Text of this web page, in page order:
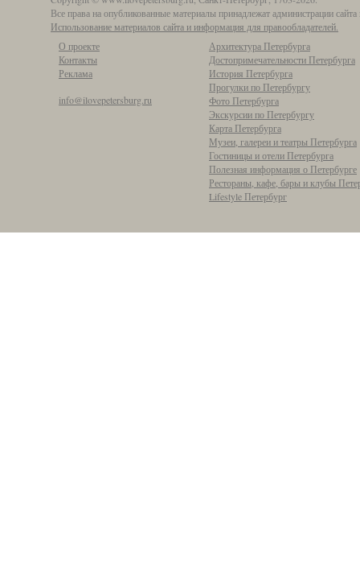
Все права на опубликованные материалы принадлежат администрации
Использование материалов сайта и информация для правообладателей.
О проекте
Контакты
Реклама
info@ilovepetersburg.ru
Архитектура Петербурга
Достопримечательности Петербурга
История Петербурга
Прогулки по Петербургу
Фото Петербурга
Экскурсии по Петербургу
Карта Петербурга
Музеи, галереи и театры Петербурга
Гостиницы и отели Петербурга
Полезная информация о Петербурге
Рестораны, кафе, бары и клубы
Lifestyle Петербург